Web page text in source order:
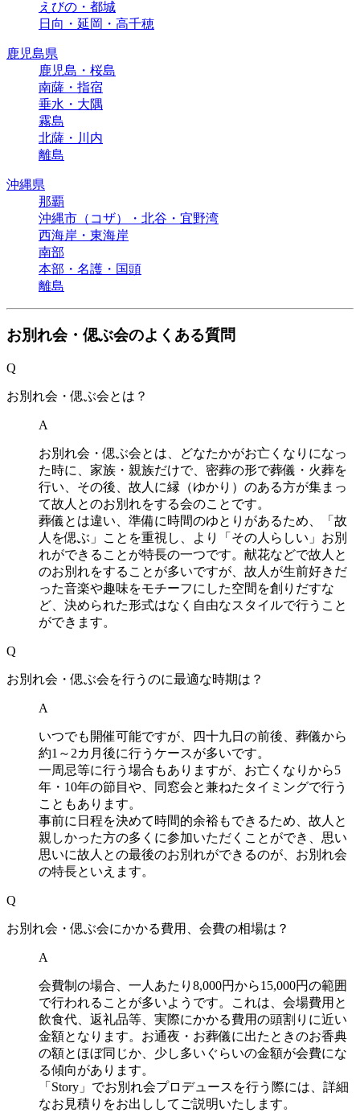
えびの・都城
日向・延岡・高千穂
鹿児島県
鹿児島・桜島
南薩・指宿
垂水・大隅
霧島
北薩・川内
離島
沖縄県
那覇
沖縄市（コザ）・北谷・宜野湾
西海岸・東海岸
南部
本部・名護・国頭
離島
お別れ会・偲ぶ会のよくある質問
Q
お別れ会・偲ぶ会とは？
A
お別れ会・偲ぶ会とは、どなたかがお亡くなりになっ
た時に、家族・親族だけで、密葬の形で葬儀・火葬を
行い、その後、故人に縁（ゆかり）のある方が集まっ
て故人とのお別れをする会のことです。
葬儀とは違い、準備に時間のゆとりがあるため、「故
人を偲ぶ」ことを重視し、より「その人らしい」お別
れができることが特長の一つです。献花などで故人と
のお別れをすることが多いですが、故人が生前好きだ
った音楽や趣味をモチーフにした空間を創りだすな
ど、決められた形式はなく自由なスタイルで行うこと
ができます。
Q
お別れ会・偲ぶ会を行うのに最適な時期は？
A
いつでも開催可能ですが、四十九日の前後、葬儀から
約1～2カ月後に行うケースが多いです。
一周忌等に行う場合もありますが、お亡くなりから5
年・10年の節目や、同窓会と兼ねたタイミングで行う
こともあります。
事前に日程を決めて時間的余裕もできるため、故人と
親しかった方の多くに参加いただくことができ、思い
思いに故人との最後のお別れができるのが、お別れ会
の特長といえます。
Q
お別れ会・偲ぶ会にかかる費用、会費の相場は？
A
会費制の場合、一人あたり8,000円から15,000円の範囲
で行われることが多いようです。これは、会場費用と
飲食代、返礼品等、実際にかかる費用の頭割りに近い
金額となります。お通夜・お葬儀に出たときのお香典
の額とほぼ同じか、少し多いぐらいの金額が会費にな
る傾向があります。
「Story」でお別れ会プロデュースを行う際には、詳細
なお見積りをお出ししてご説明いたします。